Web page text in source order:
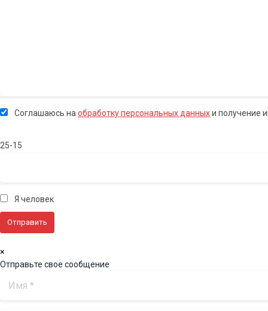
Соглашаюсь наобработку персональных данныхи получение
25-15
Я человек
×
Отправьте свое сообщение